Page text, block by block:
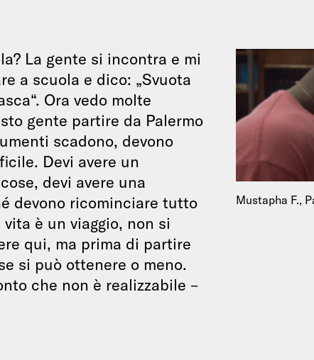
Mustapha F.,
La gente si incontra e mi
a scuola e dico: „Svuota
Ora vedo molte
gente partire da Palermo
scadono, devono
Devi avere un
devi avere una
devono ricominciare tutto
è un viaggio, non si
qui, ma prima di partire
si può ottenere o meno.
che non è realizzabile –